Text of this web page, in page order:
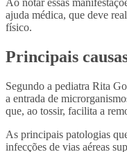
ajuda médica, que deve
físico.
Principais
Segundo a pediatra Rita
a entrada de
que, ao tossir, facilita a
As principais patologias
infecções de vias aéreas